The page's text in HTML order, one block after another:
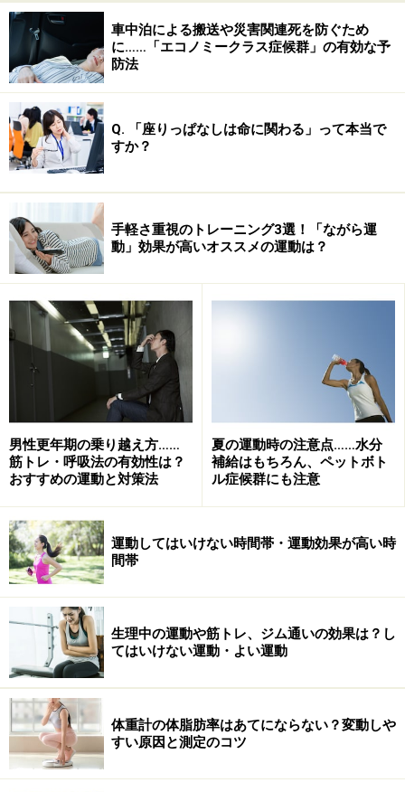
もタンポンや月経カップなどを正しく使用し、経血が漏
れないようにすることが大切です。これらを使い慣れて
いない場合は、事前に練習しておく必要があります。こ
れらの生理用品はプールに入る時間だけ使用し、プール
から上がったら新しいものと交換して、衛生的に保てる
ようにしてください。この他にも、着替えの際の経血の
漏れなどに備えて、なるべく濃い色のタオルを準備して
おくとよいでしょう。
詳しくは「生理中も温泉やプールに入りたい人のマナ
ー・注意点」をあわせてご覧ください。
※記事内容は執筆時点のものです。最新の内容をご確認くださ
※当サイトにおける医師・医療従事者等による情報の提供は、診
断・治療行為ではありません。診断・治療を必要とする方は、適
切な医療機関での受診をおすすめいたします。記事内容は執筆者
個人の見解によるものであり、全ての方への有効性を保証するも
のではありません。当サイトで提供する情報に基づいて被ったい
かなる損害についても、当社、各ガイド、その他当社と契約した
情報提供者は一切の責任を負いかねます。
免責事項
車中泊による搬送や災害関連死を防ぐため
に……「エコノミークラス症候群」の有効な予
防法
Q. 「座りっぱなしは命に関わる」って本当で
すか？
手軽さ重視のトレーニング3選！「ながら運
動」効果が高いオススメの運動は？
男性更年期の乗り越え方……
筋トレ・呼吸法の有効性は？
おすすめの運動と対策法
夏の運動時の注意点……水分
補給はもちろん、ペットボト
ル症候群にも注意
運動してはいけない時間帯・運動効果が高い時
間帯
生理中の運動や筋トレ、ジム通いの効果は？し
てはいけない運動・よい運動
体重計の体脂肪率はあてにならない？変動しや
すい原因と測定のコツ